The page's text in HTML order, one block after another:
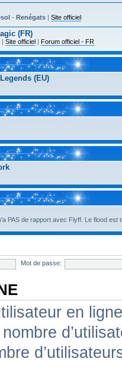
- Renégats | Site officiel
(FR)
| Site officiel | Forum officiel - FR
(EU)
PAS de rapport avec Flyff. Le flood est
Mot de passe:
en